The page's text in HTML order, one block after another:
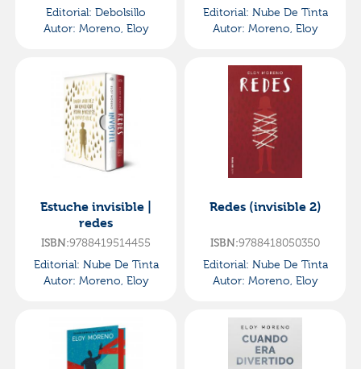
Editorial: Debolsillo
Autor: Moreno, Eloy
Editorial: Nube De Tinta
Autor: Moreno, Eloy
Estuche invisible |
redes
ISBN:9788419514455
Editorial: Nube De Tinta
Autor: Moreno, Eloy
Redes (invisible 2)
ISBN:9788418050350
Editorial: Nube De Tinta
Autor: Moreno, Eloy